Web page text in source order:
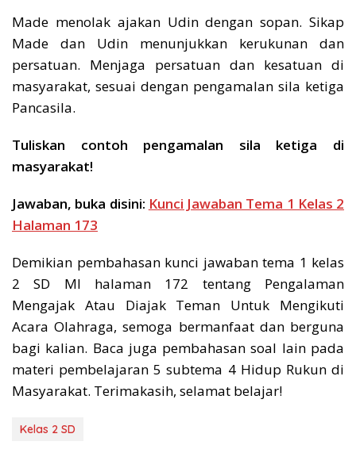
Made menolak ajakan Udin dengan sopan. Sikap
Made dan Udin menunjukkan kerukunan dan
persatuan. Menjaga persatuan dan kesatuan di
masyarakat, sesuai dengan pengamalan sila ketiga
Pancasila.
Tuliskan contoh pengamalan sila ketiga di
masyarakat!
Jawaban, buka disini: Kunci Jawaban Tema 1 Kelas 2
Halaman 173
Demikian pembahasan kunci jawaban tema 1 kelas
2 SD MI halaman 172 tentang Pengalaman
Mengajak Atau Diajak Teman Untuk Mengikuti
Acara Olahraga, semoga bermanfaat dan berguna
bagi kalian. Baca juga pembahasan soal lain pada
materi pembelajaran 5 subtema 4 Hidup Rukun di
Masyarakat. Terimakasih, selamat belajar!
Kelas 2 SD